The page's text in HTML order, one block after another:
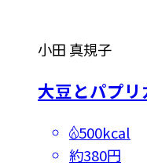
小田 真規子
大豆とパプ
500kcal
約380円